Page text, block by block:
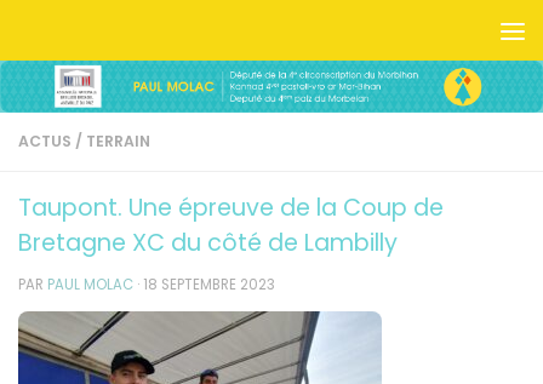
ACTUS / TERRAIN
Taupont. Une épreuve de la Coup de
Bretagne XC du côté de Lambilly
PAR PAUL MOLAC · 18 SEPTEMBRE 2023